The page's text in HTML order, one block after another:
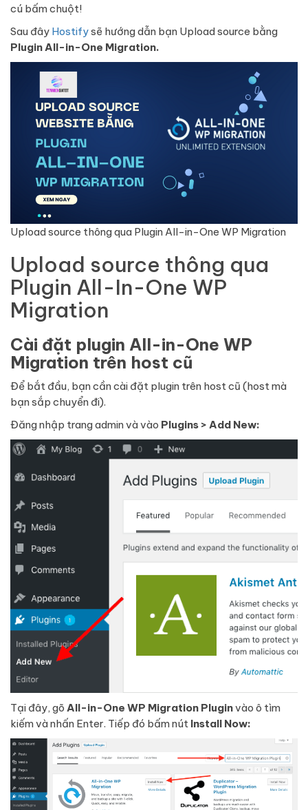
cú bấm chuột!
Sau đây Hostifysẽ hướng dẫn bạn Upload source bằng
Plugin All-in-One Migration.
Upload source thông qua Plugin All-in-One WP Migration
Upload source thông qua
Plugin All-In-One WP
Migration
Cài đặt plugin All-in-One WP
Migration trên host cũ
Để bắt đầu, bạn cần cài đặt plugin trên host cũ (host mà
bạn sắp chuyển đi).
Đăng nhập trang admin và vào Plugins > Add New:
Tại đây, gõ All-in-One WP Migration Pluginvào ô tìm
kiếm và nhấn Enter. Tiếp đó bấm nút Install Now: